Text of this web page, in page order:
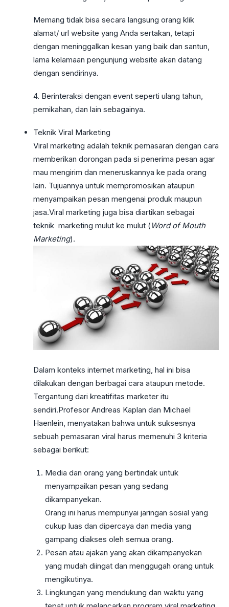
Memang tidak bisa secara langsung orang klik
alamat/ url website yang Anda sertakan, tetapi
dengan meninggalkan kesan yang baik dan santun,
lama kelamaan pengunjung website akan datang
dengan sendirinya.
4. Berinteraksi dengan event seperti ulang tahun,
pernikahan, dan lain sebagainya.
Teknik Viral Marketing
Viral marketing adalah teknik pemasaran dengan cara
memberikan dorongan pada si penerima pesan agar
mau mengirim dan meneruskannya ke pada orang
lain. Tujuannya untuk mempromosikan ataupun
menyampaikan pesan mengenai produk maupun
jasa.Viral marketing juga bisa diartikan sebagai
teknik marketing mulut ke mulut ( Word of Mouth
Marketing).
Dalam konteks internet marketing, hal ini bisa
dilakukan dengan berbagai cara ataupun metode.
Tergantung dari kreatifitas marketer itu
sendiri.Profesor Andreas Kaplan dan Michael
Haenlein, menyatakan bahwa untuk suksesnya
sebuah pemasaran viral harus memenuhi 3 kriteria
sebagai berikut:
Media dan orang yang bertindak untuk
menyampaikan pesan yang sedang
dikampanyekan.
Orang ini harus mempunyai jaringan sosial yang
cukup luas dan dipercaya dan media yang
gampang diakses oleh semua orang.
Pesan atau ajakan yang akan dikampanyekan
yang mudah diingat dan menggugah orang untuk
mengikutinya.
Lingkungan yang mendukung dan waktu yang